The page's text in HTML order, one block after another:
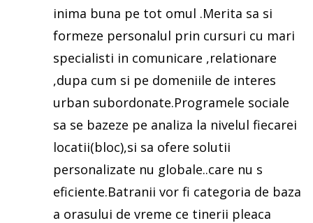
inima buna pe tot omul .Merita sa si
formeze personalul prin cursuri cu mari
specialisti in comunicare ,relationare
,dupa cum si pe domeniile de interes
urban subordonate.Programele sociale
sa se bazeze pe analiza la nivelul fiecarei
locatii(bloc),si sa ofere solutii
personalizate nu globale..care nu s
eficiente.Batranii vor fi categoria de baza
a orasului de vreme ce tinerii pleaca